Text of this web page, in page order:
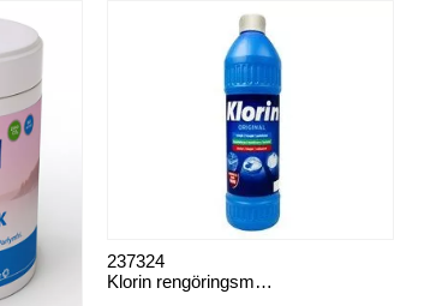
Klorin rengöringsmedel
237324